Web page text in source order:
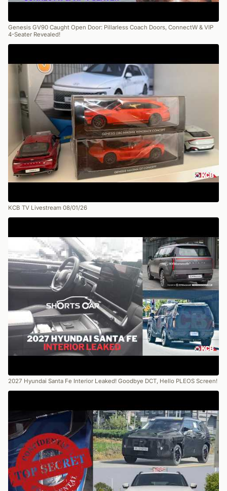
Genesis GV90 Caught Open Door: Pillarless Coach Doors, ConnectW & VIP
4-Seater Revealed!
KCB TV Livestream 08/01/26
2027 Hyundai Santa Fe Interior Leaked! Goodbye DCT, Hello PLEOS Screen!